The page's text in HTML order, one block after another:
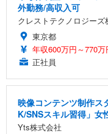
外勤務/高収入可
クレストテクノロジーズ
東京都
年収600万円～770万
正社員
映像コンテンツ制作ス
K/SNSスキル習得」女
Yts株式会社